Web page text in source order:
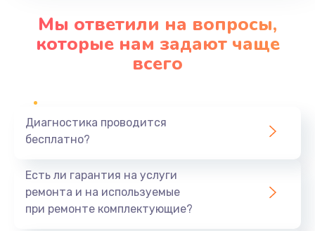
Мы ответили на вопросы,
которые нам задают чаще
всего
Диагностика проводится
бесплатно?
Есть ли гарантия на услуги
ремонта и на используемые
при ремонте комплектующие?